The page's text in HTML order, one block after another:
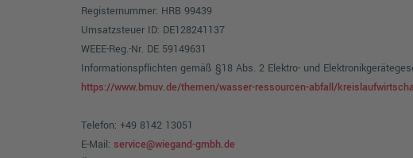
Registernummer: HRB 99439
Umsatzsteuer ID: DE128241137
WEEE-Reg.-Nr. DE 59149631
Informationspflichten gemäß §18 Abs. 2 Elektro- und
https://www.bmuv.de/themen/wasser-ressourcen-abfall/
Telefon: +49 8142 13051
E-Mail: service@wiegand-gmbh.de